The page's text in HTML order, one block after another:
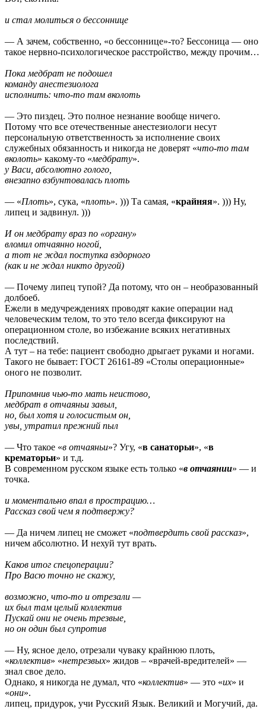
и стал молиться о бессоннице
— А зачем, собственно, «о бессоннице»-то? Бессоница — оно
такое нервно-психологическое расстройство, между прочим…
Пока медбрат не подошел
команду анестезиолога
исполнить: что-то там вколоть
— Это пиздец. Это полное незнание вообще ничего.
Потому что все отечественные анестезиологи несут
персональную ответственность за исполнение своих
служебных обязанность и никогда не доверят «что-то там
вколоть» какому-то «медбрату».
у Васи, абсолютно голого,
внезапно взбунтовалась плоть
— «Плоть», сука, «плоть». ))) Та самая, «крайняя». ))) Ну,
липец и задвинул. )))
И он медбрату враз по «органу»
вломил отчаянно ногой,
а тот не ждал поступка вздорного
(как и не ждал никто другой)
— Почему липец тупой? Да потому, что он – необразованный
долбоеб.
Ежели в медучреждениях проводят какие операции над
человеческим телом, то это тело всегда фиксируют на
операционном столе, во избежание всяких негативных
последствий.
А тут – на тебе: пациент свободно дрыгает руками и ногами.
Такого не бывает: ГОСТ 26161-89 «Столы операционные»
оного не позволит.
Припомнив чью-то мать неистово,
медбрат в отчаяньи завыл,
но, был хотя и голосистым он,
увы, утратил прежний пыл
— Что такое «в отчаяньи»? Угу, «в санаторьи», «в
крематорьи» и т.д.
В современном русском языке есть только «в отчаянии» — и
точка.
и моментально впал в прострацию…
Рассказ свой чем я подтвержу?
— Да ничем липец не сможет «подтвердить свой рассказ»,
ничем абсолютно. И нехуй тут врать.
Каков итог спецоперации?
Про Васю точно не скажу,
возможно, что-то и отрезали —
их был там целый коллектив
Пускай они не очень трезвые,
но он один был супротив
— Ну, ясное дело, отрезали чуваку крайнюю плоть,
«коллектив» «нетрезвых» жидов – «врачей-вредителей» —
знал свое дело.
Однако, я никогда не думал, что «коллектив» — это «их» и
«они».
липец, придурок, учи Русский Язык. Великий и Могучий, да.